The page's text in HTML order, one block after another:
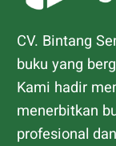
CV. Bintang
buku yang
Kami hadir
menerbitkan
profesional